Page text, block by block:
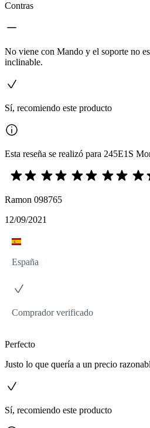
Contras
No viene con Mando y el soporte no
inclinable.
Sí, recomiendo este producto
Esta reseña se realizó para 245E1S
Ramon 098765
12/09/2021
España
Comprador verificado
Perfecto
Justo lo que quería a un precio
Sí, recomiendo este producto